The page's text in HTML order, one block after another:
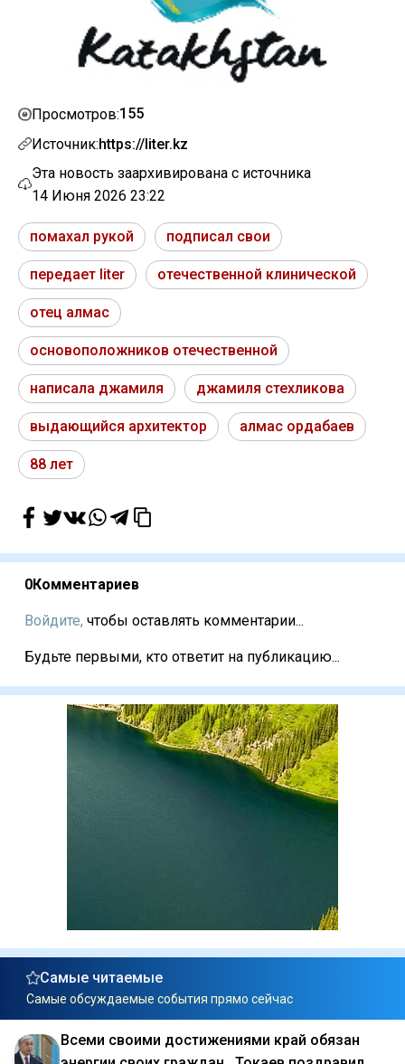
Просмотров:155
Источник:https://liter.kz
Эта новость заархивирована с источника
14 Июня 2026 23:22
помахал рукой подписал свои
передает liter отечественной клинической
отец алмас
основоположников отечественной
написала джамиля джамиля стехликова
выдающийся архитектор алмас ордабаев
88 лет
0Комментариев
Войдите, чтобы оставлять комментарии...
Будьте первыми, кто ответит на публикацию...
Самые читаемые
Самые обсуждаемые события прямо сейчас
Всеми своими достижениями край обязан